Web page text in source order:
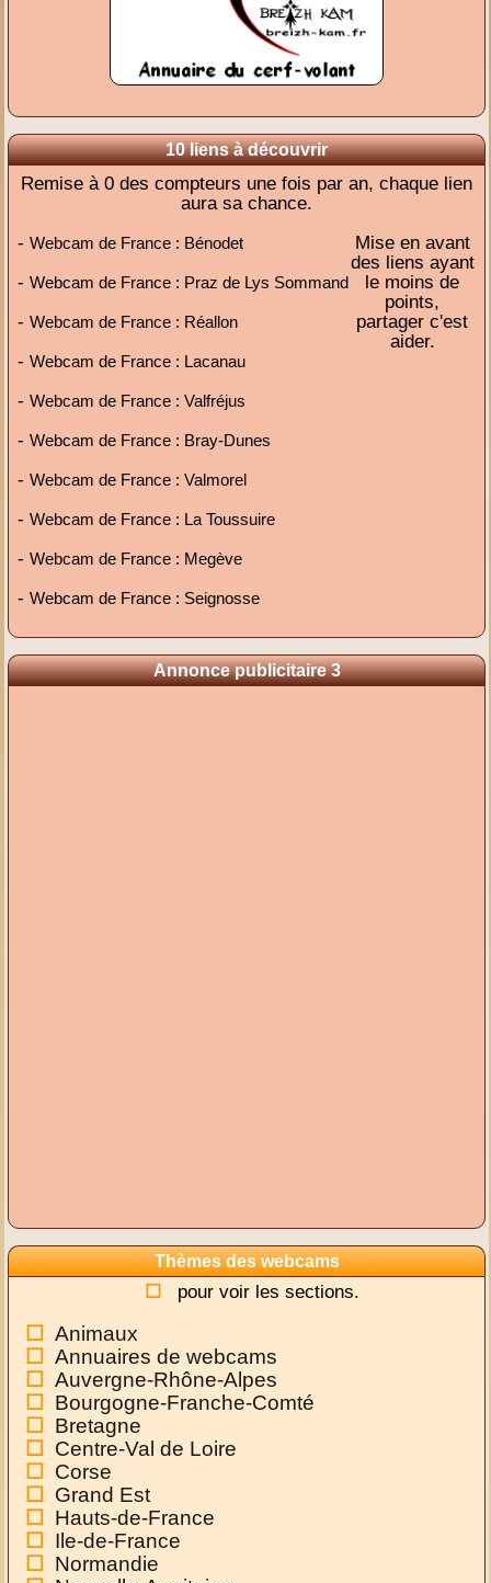
10 liens à découvrir
Remise à 0 des compteurs une fois par an, chaque lien
aura sa chance.
-Webcam de France : Bénodet
-Webcam de France : Praz de Lys Sommand
-Webcam de France : Réallon
-Webcam de France : Lacanau
-Webcam de France : Valfréjus
-Webcam de France : Bray-Dunes
-Webcam de France : Valmorel
-Webcam de France : La Toussuire
-Webcam de France : Megève
-Webcam de France : Seignosse
Mise en avant
des liens ayant
le moins de
points,
partager c'est
aider.
Annonce publicitaire 3
Thèmes des webcams
pour voir les sections.
Animaux
Annuaires de webcams
Auvergne-Rhône-Alpes
Bourgogne-Franche-Comté
Bretagne
Centre-Val de Loire
Corse
Grand Est
Hauts-de-France
Ile-de-France
Normandie